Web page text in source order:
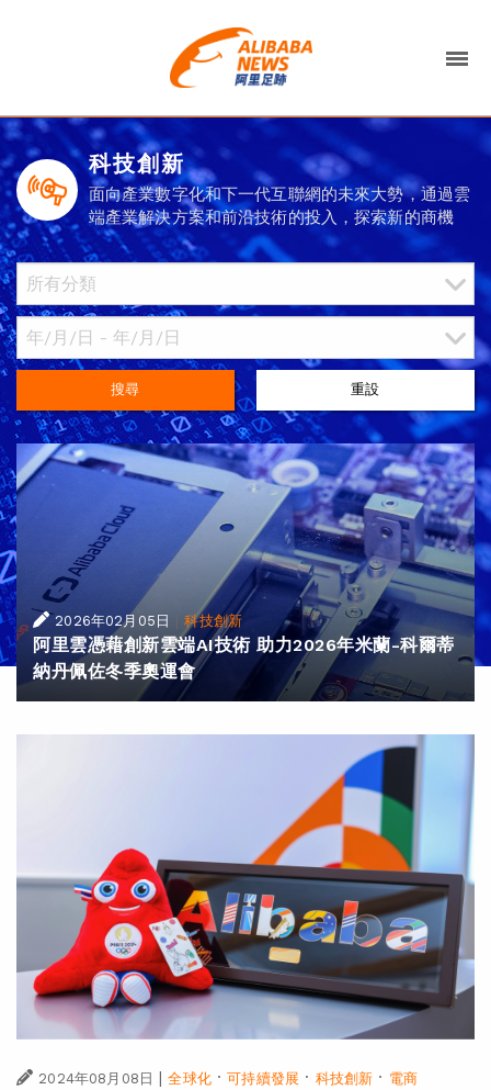
科技創新
面向產業數字化和下一代互聯網的未來大勢，通過雲
端產業解決方案和前沿技術的投入，探索新的商機
搜尋 重設
2026年02月05日 |科技創新
阿里雲憑藉創新雲端AI技術 助力2026年米蘭-科爾蒂
納丹佩佐冬季奧運會
2024年08月08日 | 全球化·可持續發展 · 科技創新 · 電商